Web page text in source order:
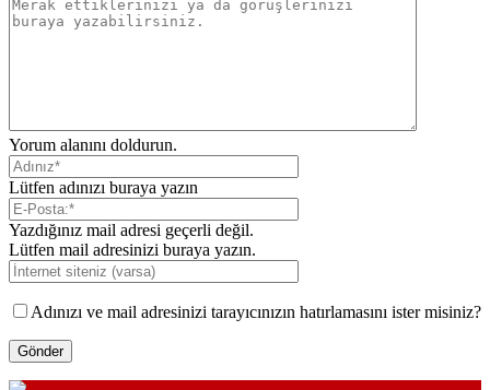
Yorum alanını doldurun.
Lütfen adınızı buraya yazın
Yazdığınız mail adresi geçerli değil.
Lütfen mail adresinizi buraya yazın.
Adınızı ve mail adresinizi tarayıcınızın hatırlamasını ister misiniz?